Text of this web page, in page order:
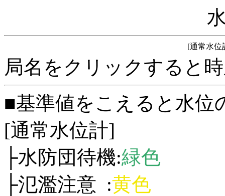
[通常水位
局名をクリックすると
■基準値をこえると水位
[通常水位計]
├水防団待機:緑色
├氾濫注意 :黄色